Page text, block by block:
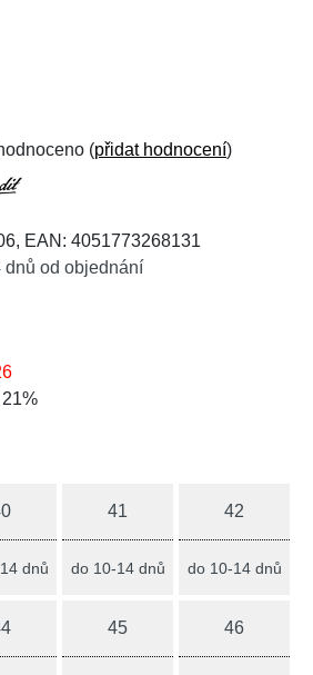
(přidat hodnocení)
EAN: 4051773268131
dnů od objednání
dnů
41
do 10-14 dnů
42
do 10-14 dnů
45 46